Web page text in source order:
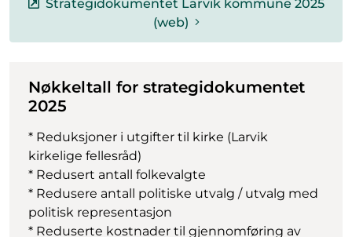
Strategidokumentet Larvik kommune 2025
(web)
Nøkkeltall for strategidokumentet
2025
* Reduksjoner i utgifter til kirke (Larvik
kirkelige fellesråd)
* Redusert antall folkevalgte
* Redusere antall politiske utvalg / utvalg med
politisk representasjon
* Reduserte kostnader til gjennomføring av